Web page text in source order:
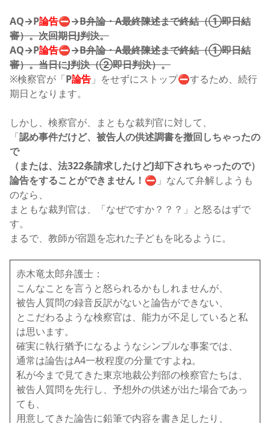
AQ→P論告⛔→B弁論・A最終陳述まで終結（①即日結
審）。次回期日J判決。
AQ→P論告⛔→B弁論・A最終陳述まで終結（①即日結
審）。当日にJ判決（②即日判決）。
※検察官が「P論告 」をせずにストップ⛔するため、続行
期日となります。
しかし、検察官が、まともな裁判官に対して、
「認め事件だけど、被告人の供述調書を撤回しちゃったの
で
（または、法322条請求したけどJ却下されちゃったので）
論告をすることができません！⛔ 」なんて弁解しようも
のなら、
まともな裁判官は、「なぜですか？？？」と怒るはずで
す。
まるで、教師が宿題を忘れた子どもを叱るように。
赤木竜太郎弁護士：
こんなことを言うと怒られるかもしれませんが、
被告人質問の録音反訳がないと論告ができない、
とこだわるような検察官は、能力が不足していると私
は思います。
確実に執行猶予になるようなシンプルな事案では、
通常は論告はA4一枚程度の分量ですよね。
私が今まで見てきた東京地裁公判部の検察官たちは、
被告人質問を先行し、予想外の供述が出た場合であっ
ても、
用意してきた論告に鉛筆で内容を書き足したり、